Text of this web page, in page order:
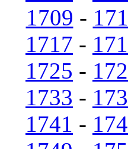
1709 -
1717 -
1725 -
1733 -
1741 -